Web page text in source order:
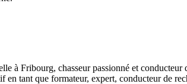
à Fribourg, chasseur passionné et
tant que formateur, expert, conducteur de